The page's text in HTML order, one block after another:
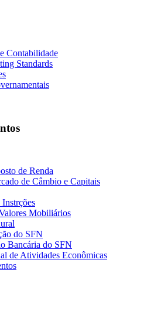
Contabilidade
Standards
de Renda
de Câmbio e Capitais
Mobiliários
do SFN
Bancária do SFN
de Atividades Econômicas